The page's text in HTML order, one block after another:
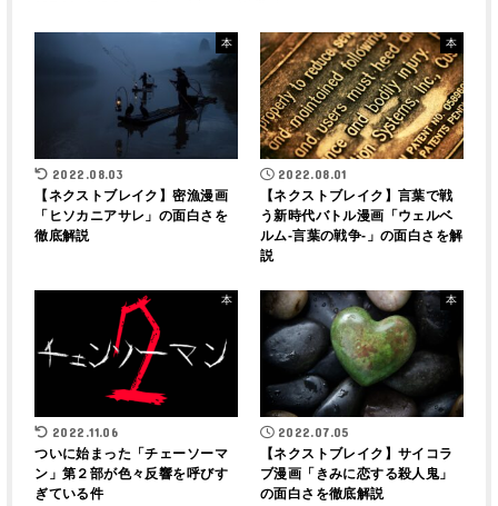
本
2022.08.03
【ネクストブレイク】密漁漫画
「ヒソカニアサレ」の面白さを
徹底解説
本
2022.08.01
【ネクストブレイク】言葉で戦
う新時代バトル漫画「ウェルベ
ルム-言葉の戦争-」の面白さを解
説
本
2022.11.06
ついに始まった「チェーソーマ
ン」第２部が色々反響を呼びす
ぎている件
本
2022.07.05
【ネクストブレイク】サイコラ
ブ漫画「きみに恋する殺人鬼」
の面白さを徹底解説